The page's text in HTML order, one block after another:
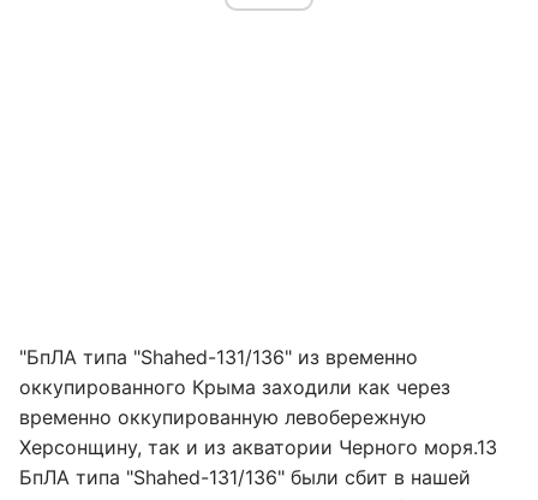
"БпЛА типа "Shahed-131/136" из временно
оккупированного Крыма заходили как через
временно оккупированную левобережную
Херсонщину, так и из акватории Черного моря.13
БпЛА типа "Shahed-131/136" были сбит в нашей